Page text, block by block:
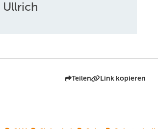
Ullrich
Teilen Link kopieren